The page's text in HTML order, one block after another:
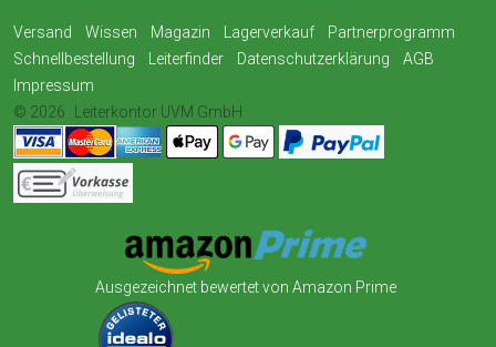
Versand Wissen Magazin Lagerverkauf
Partnerprogramm
Schnellbestellung
Leiterfinder Datenschutzerklärung
AGB
Impressum
© 2026
Leiterkontor UVM GmbH
Ausgezeichnet bewertet von Amazon Prime